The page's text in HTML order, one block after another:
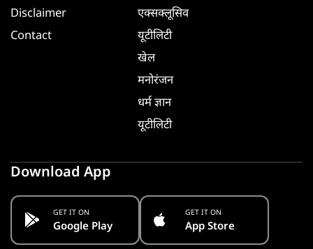
Disclaimer
Contact
एक्सक्लूसिव
यूटीलिटी
खेल
मनोरंजन
धर्म ज्ञान
यूटीलिटी
Download App
GET IT ON
Google Play
GET IT ON
App Store